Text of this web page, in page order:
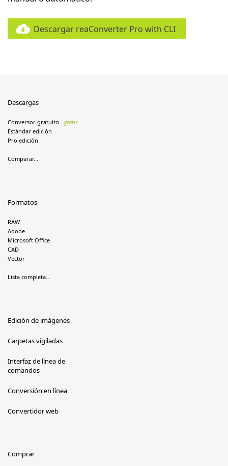
Descargar reaConverter Pro with CLI
Descargas
Conversor gratuito
gratis
Estándar edición
Pro edición
Comparar...
Formatos
RAW
Adobe
Microsoft Office
CAD
Vector
Lista completa...
Edición de imágenes
Carpetas vigiladas
Interfaz de línea de
comandos
Conversión en línea
Convertidor web
Comprar